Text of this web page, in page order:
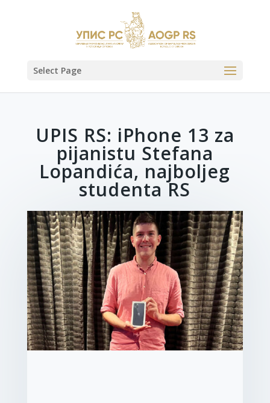
Select Page
UPIS RS: iPhone 13 za
pijanistu Stefana
Lopandića, najboljeg
studenta RS